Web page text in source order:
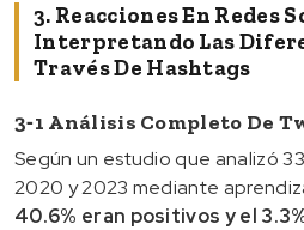
3. Reacciones En Redes
Interpretando Las
Través De Hashtags
3‑1 Análisis Completo De
Según un estudio que analizó
2020 y 2023 mediante
40.6% eran positivos y el